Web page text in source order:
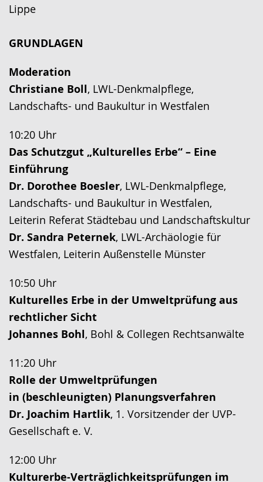
Lippe
GRUNDLAGEN
Moderation
Christiane Boll, LWL-Denkmalpflege,
Landschafts- und Baukultur in Westfalen
10:20 Uhr
Das Schutzgut „Kulturelles Erbe“ – Eine
Einführung
Dr. Dorothee Boesler, LWL-Denkmalpflege,
Landschafts- und Baukultur in Westfalen,
Leiterin Referat Städtebau und Landschaftskultur
Dr. Sandra Peternek, LWL-Archäologie für
Westfalen, Leiterin Außenstelle Münster
10:50 Uhr
Kulturelles Erbe in der Umweltprüfung aus
rechtlicher Sicht
Johannes Bohl, Bohl & Collegen Rechtsanwälte
11:20 Uhr
Rolle der Umweltprüfungen
in (beschleunigten) Planungsverfahren
Dr. Joachim Hartlik, 1. Vorsitzender der UVP-
Gesellschaft e. V.
12:00 Uhr
Kulturerbe-Verträglichkeitsprüfungen im